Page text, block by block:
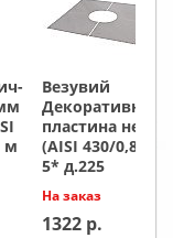
м
Везувий
Декоративная
пластина нерж
(AISI 430/0,8мм)
5* д.225
На заказ
1322